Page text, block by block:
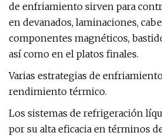
de enfriamiento sirven para
en devanados, laminaciones,
componentes magnéticos,
así como en el platos finales.
Varias estrategias de
rendimiento térmico.
Los sistemas de refrigeración
por su alta eficacia en términos